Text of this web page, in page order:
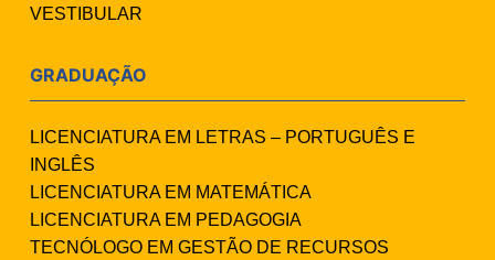
VESTIBULAR
GRADUAÇÃO
LICENCIATURA EM LETRAS – PORTUGUÊS E
INGLÊS
LICENCIATURA EM MATEMÁTICA
LICENCIATURA EM PEDAGOGIA
TECNÓLOGO EM GESTÃO DE RECURSOS